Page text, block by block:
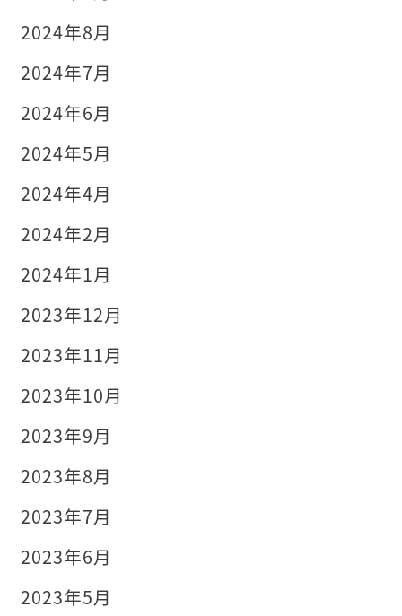
2024年8月
2024年7月
2024年6月
2024年5月
2024年4月
2024年2月
2024年1月
2023年12月
2023年11月
2023年10月
2023年9月
2023年8月
2023年7月
2023年6月
2023年5月